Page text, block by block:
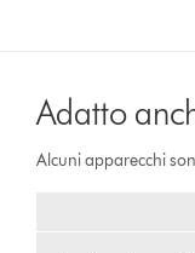
Adatto
Alcuni apparecchi